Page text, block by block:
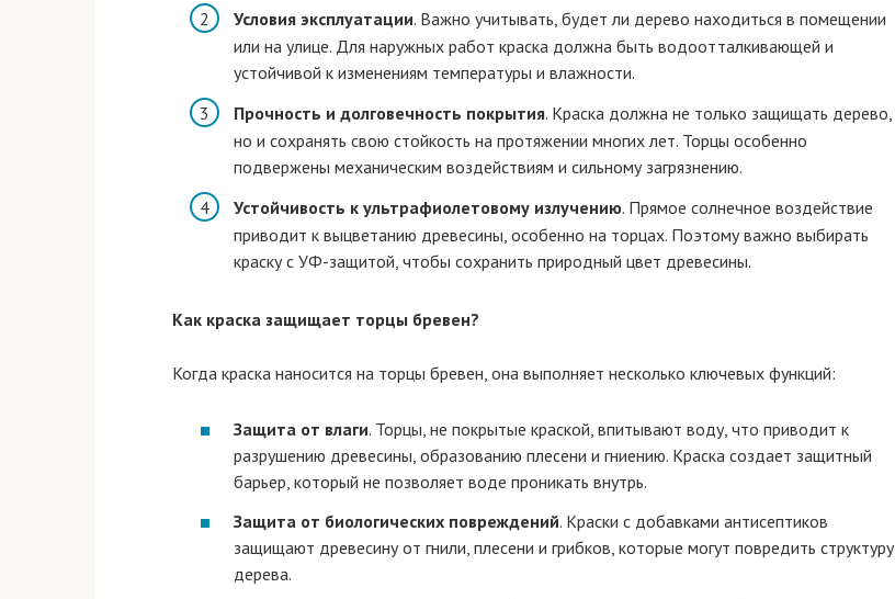
Условия эксплуатации. Важно учитывать, будет ли дерево находиться в помещении
или на улице. Для наружных работ краска должна быть водоотталкивающей и
устойчивой к изменениям температуры и влажности.
Прочность и долговечность покрытия. Краска должна не только защищать дерево,
но и сохранять свою стойкость на протяжении многих лет. Торцы особенно
подвержены механическим воздействиям и сильному загрязнению.
Устойчивость к ультрафиолетовому излучению. Прямое солнечное воздействие
приводит к выцветанию древесины, особенно на торцах. Поэтому важно выбирать
краску с УФ-защитой, чтобы сохранить природный цвет древесины.
Как краска защищает торцы бревен?
Когда краска наносится на торцы бревен, она выполняет несколько ключевых функций:
Защита от влаги. Торцы, не покрытые краской, впитывают воду, что приводит к
разрушению древесины, образованию плесени и гниению. Краска создает защитный
барьер, который не позволяет воде проникать внутрь.
Защита от биологических повреждений. Краски с добавками антисептиков
защищают древесину от гнили, плесени и грибков, которые могут повредить структуру
дерева.